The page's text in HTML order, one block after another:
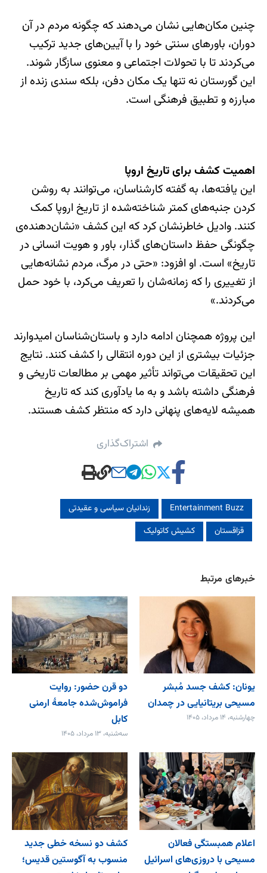
چنین مکان‌هایی نشان می‌دهند که چگونه مردم در آن
دوران، باورهای سنتی خود را با آیین‌های جدید ترکیب
می‌کردند تا با تحولات اجتماعی و معنوی سازگار شوند.
این گورستان نه تنها یک مکان دفن، بلکه سندی زنده از
مبارزه و تطبیق فرهنگی است.
اهمیت کشف برای تاریخ اروپا
این یافته‌ها، به گفته کارشناسان، می‌توانند به روشن
کردن جنبه‌های کمتر شناخته‌شده از تاریخ اروپا کمک
کنند. وادیل خاطرنشان کرد که این کشف «نشان‌دهنده‌ی
چگونگی حفظ داستان‌های گذار، باور و هویت انسانی در
تاریخ» است. او افزود: «حتی در مرگ، مردم نشانه‌هایی
از تغییری را که زمانه‌شان را تعریف می‌کرد، با خود حمل
می‌کردند.»
این پروژه همچنان ادامه دارد و باستان‌شناسان امیدوارند
جزئیات بیشتری از این دوره انتقالی را کشف کنند. نتایج
این تحقیقات می‌تواند تأثیر مهمی بر مطالعات تاریخی و
فرهنگی داشته باشد و به ما یادآوری کند که تاریخ
همیشه لایه‌های پنهانی دارد که منتظر کشف هستند.
اشتراک‌گذاری
Entertainment Buzz
زندانیان سیاسی و عقیدتی
قزاقستان
کشیش کاتولیک
خبرهای مرتبط
یونان: کشف جسد مُبشر
مسیحی بریتانیایی در چمدان
چهارشنبه، ۱۴ مرداد، ۱۴۰۵
دو قرن حضور: روایت
فراموش‌شده جامعۀ ارمنی
کابل
سه‌شنبه، ۱۳ مرداد، ۱۴۰۵
اعلام همبستگی فعالان
مسیحی با دروزی‌های اسرائیل
کشف دو نسخه خطی جدید
منسوب به آگوستین قدیس؛